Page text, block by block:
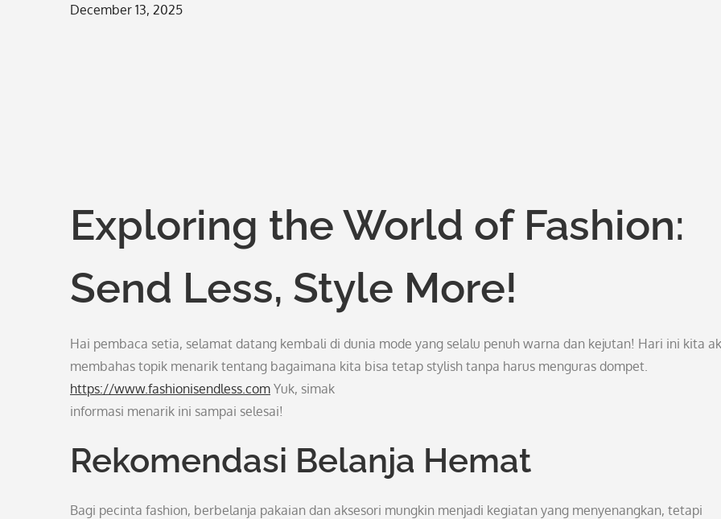
Posted
December 13, 2025
Exploring the World of Fashion:
Send Less, Style More!
Hai pembaca setia, selamat datang kembali di dunia mode yang selalu penuh warna dan kejutan! Hari ini kita
membahas topik menarik tentang bagaimana kita bisa tetap stylish tanpa harus menguras dompet.
https://www.fashionisendless.com Yuk, simak
informasi menarik ini sampai selesai!
Rekomendasi Belanja Hemat
Bagi pecinta fashion, berbelanja pakaian dan aksesori mungkin menjadi kegiatan yang menyenangkan, tetapi